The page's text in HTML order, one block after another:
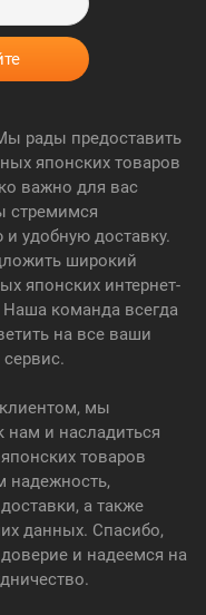
рады предоставить
японских товаров
важно для вас
стремимся
удобную доставку.
широкий
японских интернет-
команда всегда
на все ваши
мы
нам и насладиться
товаров
надежность,
а также
данных. Спасибо,
и надеемся на